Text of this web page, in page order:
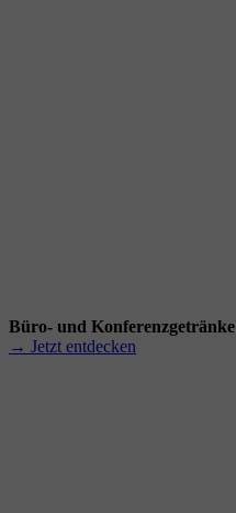
Büro- und Konferenzgetränke
→ Jetzt entdecken